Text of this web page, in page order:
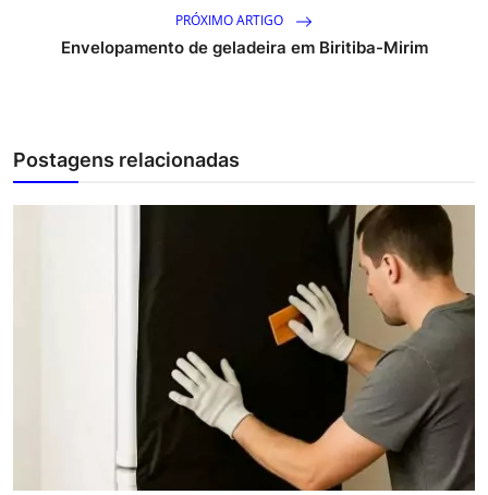
PRÓXIMO ARTIGO
Envelopamento de geladeira em Biritiba-Mirim
Postagens relacionadas